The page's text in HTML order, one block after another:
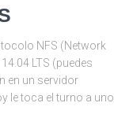
NFS (Network
LTS (puedes
en un servidor
le toca el turno a uno